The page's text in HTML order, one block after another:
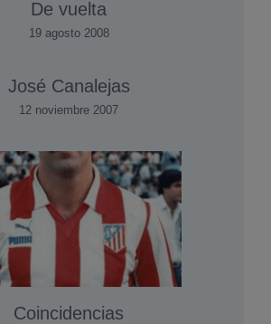
De vuelta
19 agosto 2008
José Canalejas
12 noviembre 2007
Coincidencias